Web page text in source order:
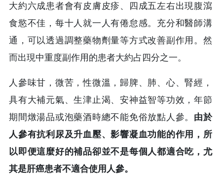
大約六成患者會有皮膚皮疹、四成五左右出現腹瀉
食慾不佳，每十人就一人有倦怠感。充分和醫師溝
通，可以透過調整藥物劑量等方式改善副作用。然
而出現中重度副作用的患者大約占四分之一。
人參味甘，微苦，性微溫，歸脾、肺、心、腎經，
具有大補元氣、生津止渴、安神益智等功效，年節
期間燉湯品或泡藥酒時總不能免俗放點人參。 由於
人參有抗利尿及升血壓、影響凝血功能的作用，所
以即便這麼好的補品卻並不是每個人都適合吃，尤
其是肝癌患者不適合使用人參。